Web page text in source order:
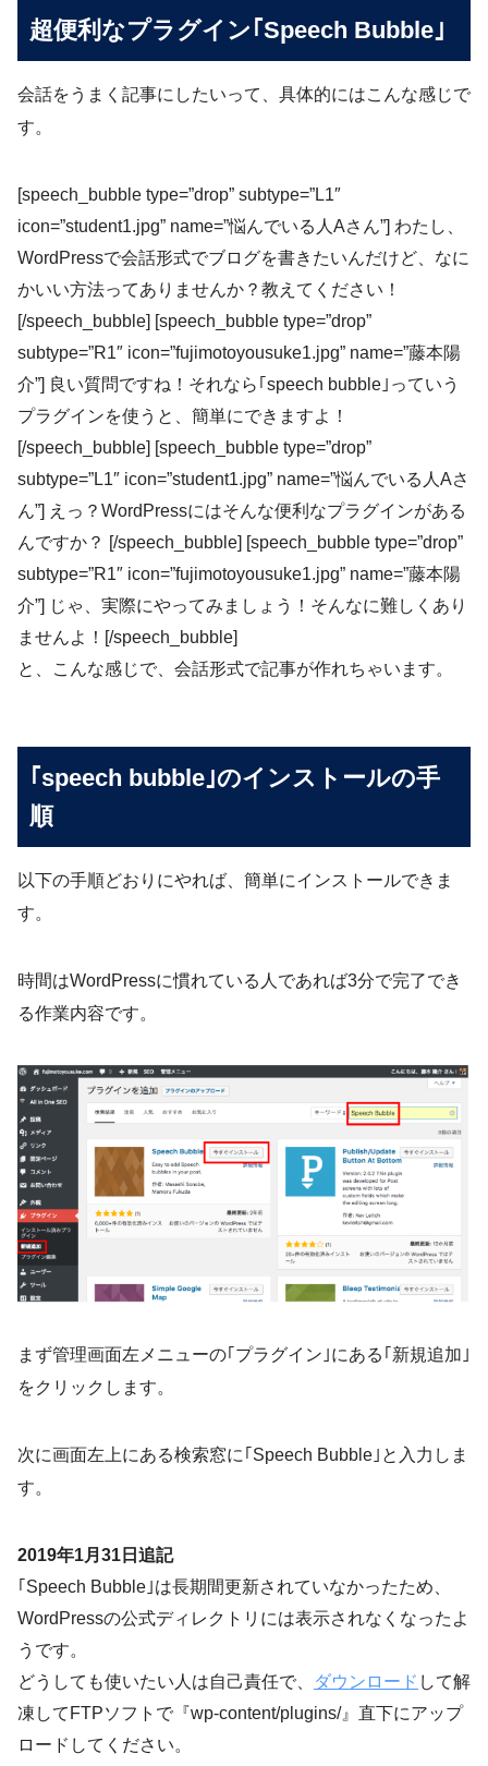
超便利なプラグイン｢Speech Bubble｣
会話をうまく記事にしたいって、具体的にはこんな感じで
す。
[speech_bubble type=”drop” subtype=”L1″
icon=”student1.jpg” name=”悩んでいる人Aさん”] わたし、
WordPressで会話形式でブログを書きたいんだけど、なに
かいい方法ってありませんか？教えてください！
[/speech_bubble] [speech_bubble type=”drop”
subtype=”R1″ icon=”fujimotoyousuke1.jpg” name=”藤本陽
介”] 良い質問ですね！それなら｢speech bubble｣っていう
プラグインを使うと、簡単にできますよ！
[/speech_bubble] [speech_bubble type=”drop”
subtype=”L1″ icon=”student1.jpg” name=”悩んでいる人Aさ
ん”] えっ？WordPressにはそんな便利なプラグインがある
んですか？ [/speech_bubble] [speech_bubble type=”drop”
subtype=”R1″ icon=”fujimotoyousuke1.jpg” name=”藤本陽
介”] じゃ、実際にやってみましょう！そんなに難しくあり
ませんよ！[/speech_bubble]
と、こんな感じで、会話形式で記事が作れちゃいます。
｢speech bubble｣のインストールの手
順
以下の手順どおりにやれば、簡単にインストールできま
す。
時間はWordPressに慣れている人であれば3分で完了でき
る作業内容です。
まず管理画面左メニューの｢プラグイン｣にある｢新規追加｣
をクリックします。
次に画面左上にある検索窓に｢Speech Bubble｣と入力しま
す。
2019年1月31日追記
｢Speech Bubble｣は長期間更新されていなかったため、
WordPressの公式ディレクトリには表示されなくなったよ
うです。
どうしても使いたい人は自己責任で、
ダウンロード して解
凍してFTPソフトで『wp-content/plugins/』直下にアップ
ロードしてください。